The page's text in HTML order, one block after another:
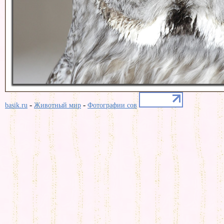
basik.ru - Животный мир - Фотографии сов